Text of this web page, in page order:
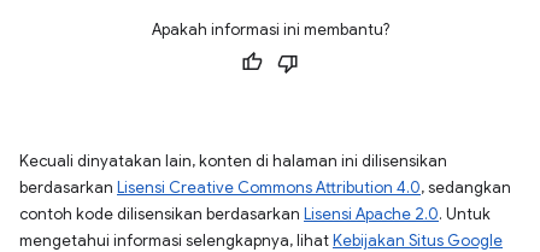
Apakah informasi ini membantu?
Kecuali dinyatakan lain, konten di halaman ini dilisensikan
berdasarkan Lisensi Creative Commons Attribution 4.0, sedangkan
contoh kode dilisensikan berdasarkan Lisensi Apache 2.0. Untuk
mengetahui informasi selengkapnya, lihatKebijakan Situs Google